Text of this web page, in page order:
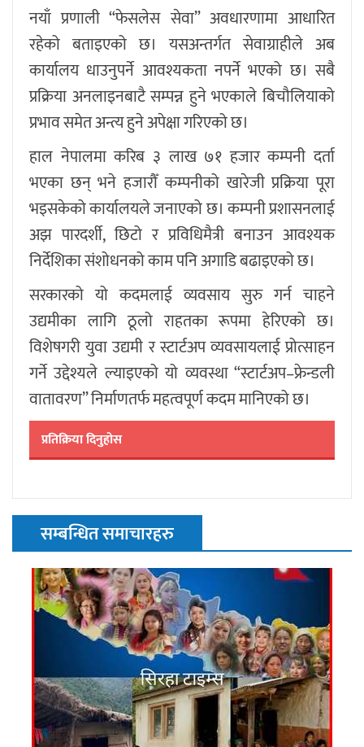
नयाँ प्रणाली “फेसलेस सेवा” अवधारणामा आधारित
रहेको बताइएको छ। यसअन्तर्गत सेवाग्राहीले अब
कार्यालय धाउनुपर्ने आवश्यकता नपर्ने भएको छ। सबै
प्रक्रिया अनलाइनबाटै सम्पन्न हुने भएकाले बिचौलियाको
प्रभाव समेत अन्त्य हुने अपेक्षा गरिएको छ।
हाल नेपालमा करिब ३ लाख ७१ हजार कम्पनी दर्ता
भएका छन् भने हजारौँ कम्पनीको खारेजी प्रक्रिया पूरा
भइसकेको कार्यालयले जनाएको छ। कम्पनी प्रशासनलाई
अझ पारदर्शी, छिटो र प्रविधिमैत्री बनाउन आवश्यक
निर्देशिका संशोधनको काम पनि अगाडि बढाइएको छ।
सरकारको यो कदमलाई व्यवसाय सुरु गर्न चाहने
उद्यमीका लागि ठूलो राहतका रूपमा हेरिएको छ।
विशेषगरी युवा उद्यमी र स्टार्टअप व्यवसायलाई प्रोत्साहन
गर्ने उद्देश्यले ल्याइएको यो व्यवस्था “स्टार्टअप–फ्रेन्डली
वातावरण” निर्माणतर्फ महत्वपूर्ण कदम मानिएको छ।
प्रतिक्रिया दिनुहोस
सम्बन्धित समाचारहरु